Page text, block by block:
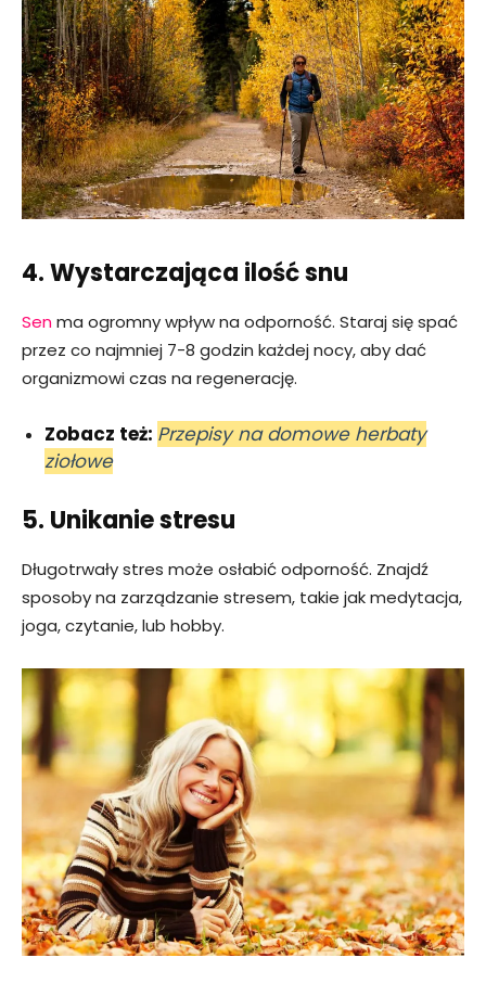
4. Wystarczająca ilość snu
Senma ogromny wpływ na odporność. Staraj się spać
przez co najmniej 7-8 godzin każdej nocy, aby dać
organizmowi czas na regenerację.
Zobacz też: Przepisy na domowe herbaty
ziołowe
5. Unikanie stresu
Długotrwały stres może osłabić odporność. Znajdź
sposoby na zarządzanie stresem, takie jak medytacja,
joga, czytanie, lub hobby.